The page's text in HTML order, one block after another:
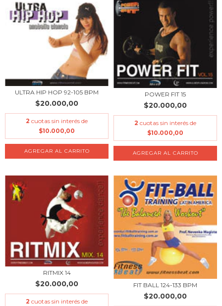
ULTRA HIP HOP 92-105 BPM
$20.000,00
2 cuotas sin interés de
$10.000,00
POWER FIT 15
$20.000,00
2 cuotas sin interés de
$10.000,00
RITMIX 14
$20.000,00
2 cuotas sin interés de
FIT BALL 124-133 BPM
$20.000,00